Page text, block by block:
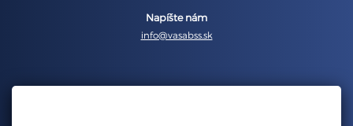
Napíšte nám
info@vasabss.sk